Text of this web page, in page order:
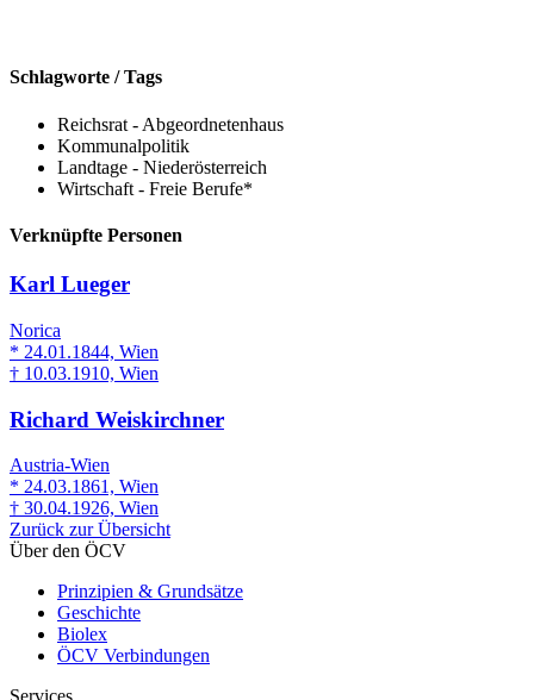
Schlagworte / Tags
Reichsrat - Abgeordnetenhaus
Kommunalpolitik
Landtage - Niederösterreich
Wirtschaft - Freie Berufe*
Verknüpfte Personen
Karl Lueger
Norica
* 24.01.1844, Wien
† 10.03.1910, Wien
Richard Weiskirchner
Austria-Wien
* 24.03.1861, Wien
† 30.04.1926, Wien
Zurück zur Übersicht
Über den ÖCV
Prinzipien & Grundsätze
Geschichte
Biolex
ÖCV Verbindungen